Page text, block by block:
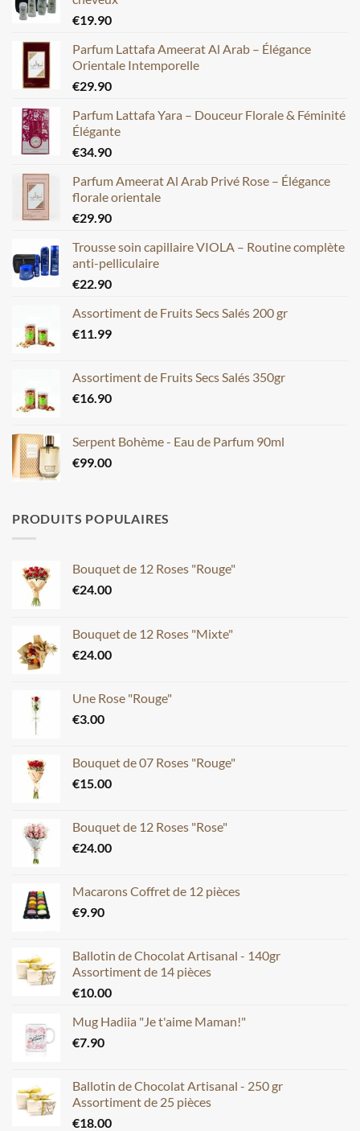
€19.90
Parfum Lattafa Ameerat Al Arab – Élégance
Orientale Intemporelle
€29.90
Parfum Lattafa Yara – Douceur Florale & Féminité
Élégante
€34.90
Parfum Ameerat Al Arab Privé Rose – Élégance
florale orientale
€29.90
Trousse soin capillaire VIOLA – Routine complète
anti-pelliculaire
€22.90
Assortiment de Fruits Secs Salés 200 gr
€11.99
Assortiment de Fruits Secs Salés 350gr
€16.90
Serpent Bohème - Eau de Parfum 90ml
€99.00
PRODUITS POPULAIRES
Bouquet de 12 Roses "Rouge"
€24.00
Bouquet de 12 Roses "Mixte"
€24.00
Une Rose "Rouge"
€3.00
Bouquet de 07 Roses "Rouge"
€15.00
Bouquet de 12 Roses "Rose"
€24.00
Macarons Coffret de 12 pièces
€9.90
Ballotin de Chocolat Artisanal - 140gr
Assortiment de 14 pièces
€10.00
Mug Hadiia "Je t'aime Maman!"
€7.90
Ballotin de Chocolat Artisanal - 250 gr
Assortiment de 25 pièces
€18.00